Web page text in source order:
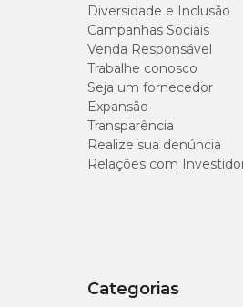
11 à 20 kg
21 à 30 kg
Diversidade e Inclusão
Campanhas Sociais
Venda Responsável
Trabalhe conosco
Seja um fornecedor
Expansão
Transparência
Realize sua denúncia
Relações com
Categorias